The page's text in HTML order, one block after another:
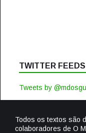
TWITTER FEEDS
Tweets by
Todos os textos são
colaboradores de O